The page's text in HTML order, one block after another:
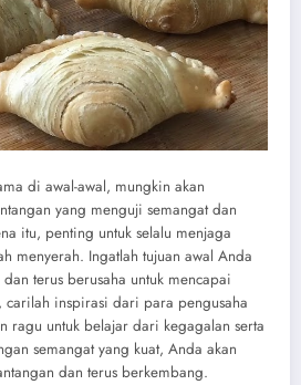
di awal-awal, mungkin akan
yang menguji semangat dan
itu, penting untuk selalu menjaga
menyerah. Ingatlah tujuan awal Anda
terus berusaha untuk mencapai
carilah inspirasi dari para pengusaha
ragu untuk belajar dari kegagalan serta
semangat yang kuat, Anda akan
dan terus berkembang.